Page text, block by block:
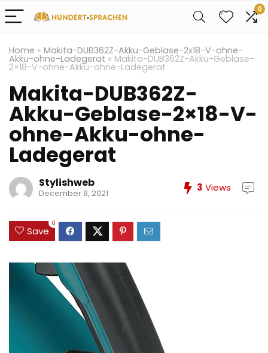
0
Home » Makita-DUB362Z-Akku-Geblase-2x18-V-ohne-
Akku-ohne-Ladegerat » Makita-DUB362Z-Akku-Geblase-
2×18-V-ohne-Akku-ohne-Ladegerat
Makita-DUB362Z-
Akku-Geblase-2×18-V-
ohne-Akku-ohne-
Ladegerat
Stylishweb
December 8, 2021 3 Views
Save
0